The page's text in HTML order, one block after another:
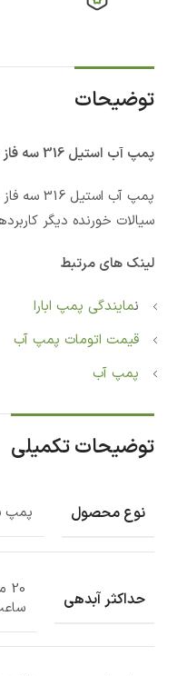
توضیحات
پمپ آب استيل 316 سه فاز مدل 3LM/E 32-160 1.5 IE2
سیالات خورنده دیگر
لینک های مرتبط
نمایندگی پمپ ابارا
قیمت اتومات پمپ آب
پمپ آب
توضیحات تکمیلی
نوع محصول پمپ
حداکثر آبدهی